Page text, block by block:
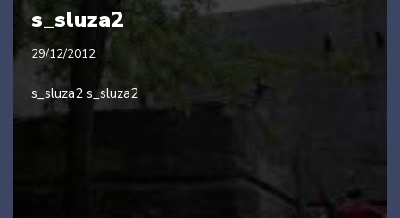
s_sluza2
29/12/2012
s_sluza2 s_sluza2